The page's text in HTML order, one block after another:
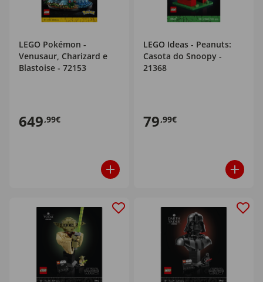
LEGO Pokémon -
Venusaur, Charizard e
Blastoise - 72153
649,99€
LEGO Ideas - Peanuts:
Casota do Snoopy -
21368
79,99€